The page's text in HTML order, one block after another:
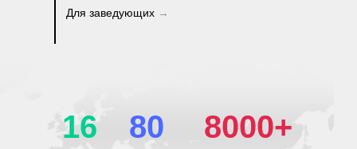
Для заведующих →
16 80 8000+